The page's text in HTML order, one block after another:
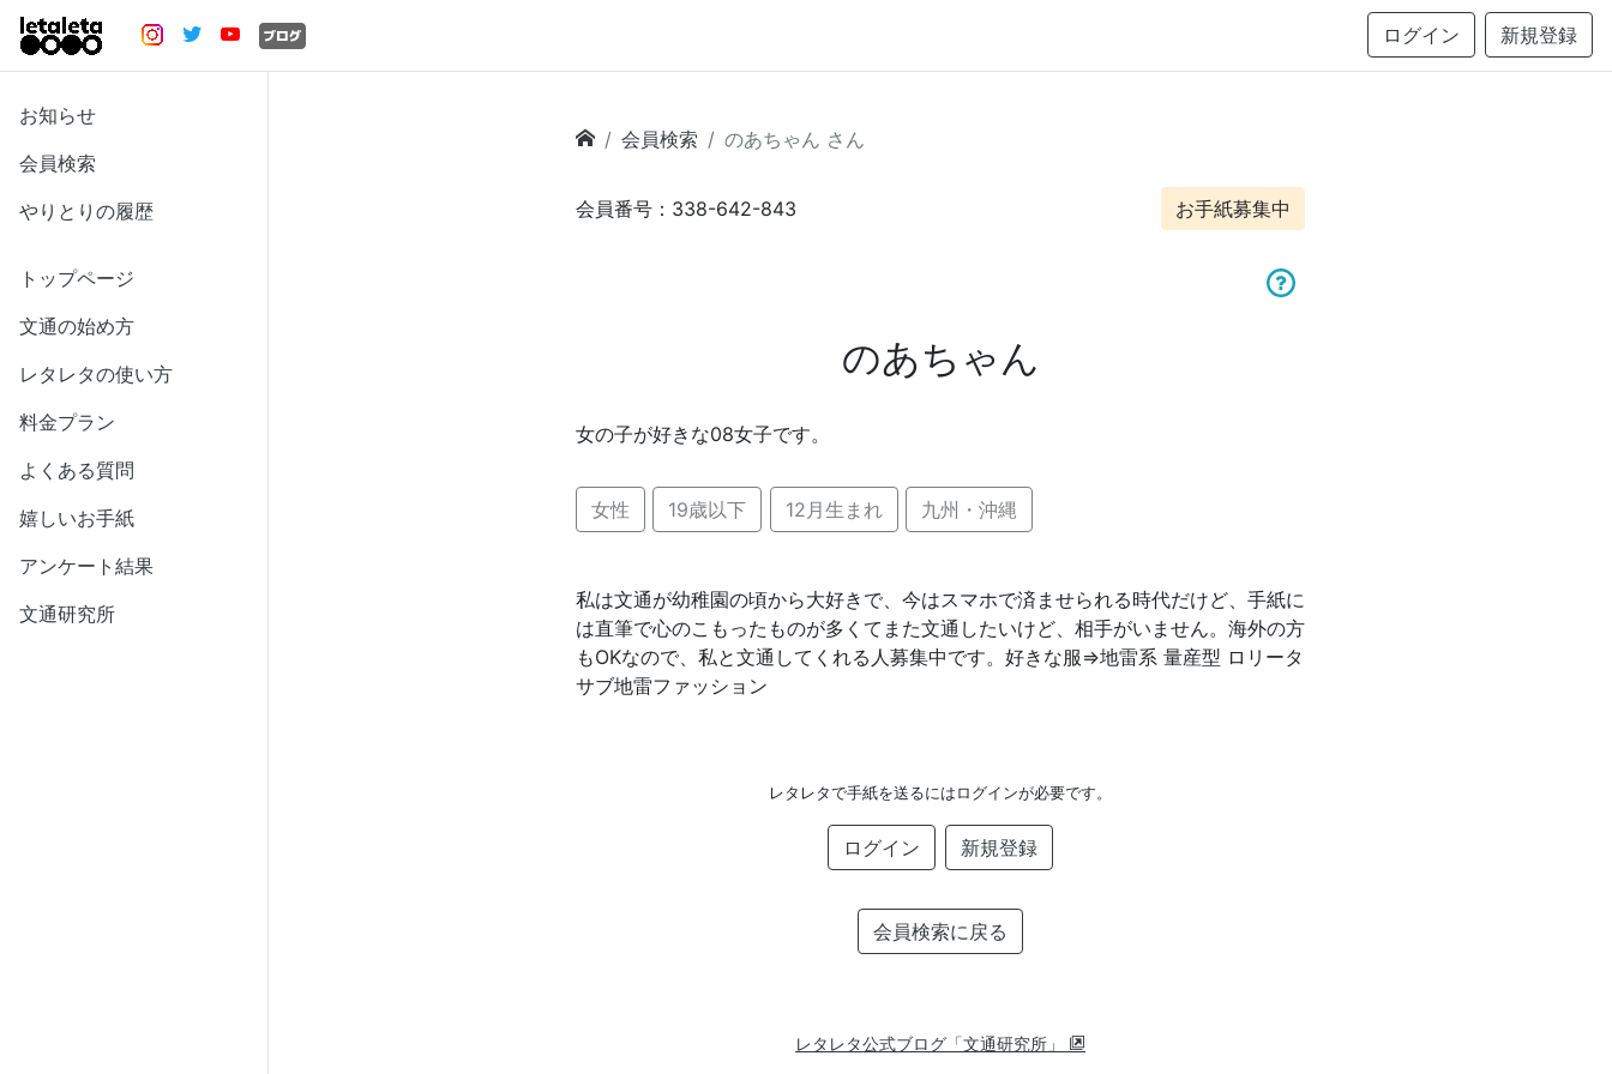
ログイン 新規登録
お知らせ
会員検索
やりとりの履歴
トップページ
文通の始め方
レタレタの使い方
料金プラン
よくある質問
嬉しいお手紙
アンケート結果
文通研究所
会員検索 のあちゃん さん
会員番号：338-642-843 お手紙募集中
のあちゃん
女の子が好きな08女子です。
女性 19歳以下 12月生まれ 九州・沖縄
私は文通が幼稚園の頃から大好きで、今はスマホで済ませられる時代だけど、手紙に
は直筆で心のこもったものが多くてまた文通したいけど、相手がいません。海外の方
もOKなので、私と文通してくれる人募集中です。好きな服⇒地雷系 量産型 ロリータ
サブ地雷ファッション
レタレタで手紙を送るにはログインが必要です。
ログイン 新規登録
会員検索に戻る
レタレタ公式ブログ「文通研究所」